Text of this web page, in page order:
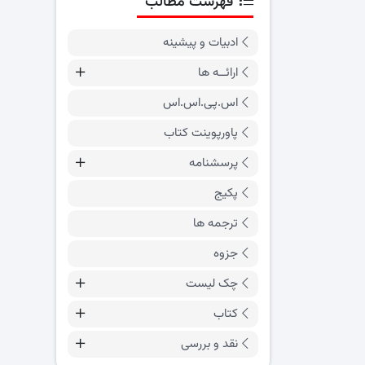
ادبیات و پیشینه
ارائــه ها
اس.پی.اس.اس
پاورپوینت کتاب
پرسشنامه
پکیج
ترجمه ها
جزوه
چک لیست
کتاب
نقد و بررسی